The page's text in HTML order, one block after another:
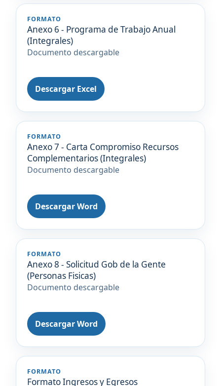
FORMATO
Anexo 6 - Programa de Trabajo Anual
(Integrales)
Documento descargable
Descargar Excel
FORMATO
Anexo 7 - Carta Compromiso Recursos
Complementarios (Integrales)
Documento descargable
Descargar Word
FORMATO
Anexo 8 - Solicitud Gob de la Gente
(Personas Fisicas)
Documento descargable
Descargar Word
FORMATO
Formato Ingresos y Egresos